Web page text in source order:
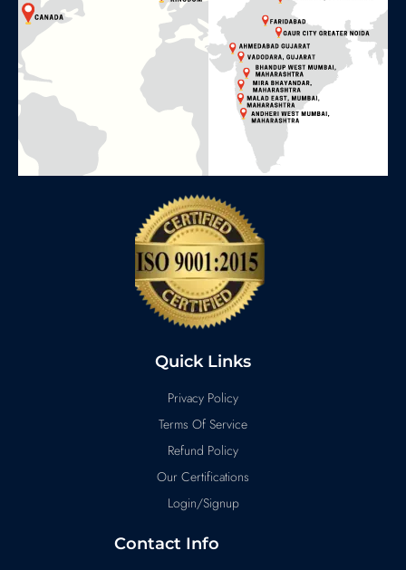
Quick Links
Privacy Policy
Terms Of Service
Refund Policy
Our Certifications
Login/Signup
Contact Info